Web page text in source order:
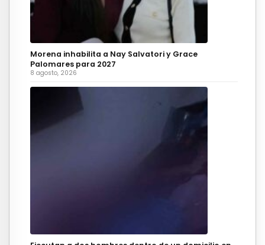
Morena inhabilita a Nay Salvatori y Grace
Palomares para 2027
8 agosto, 2026